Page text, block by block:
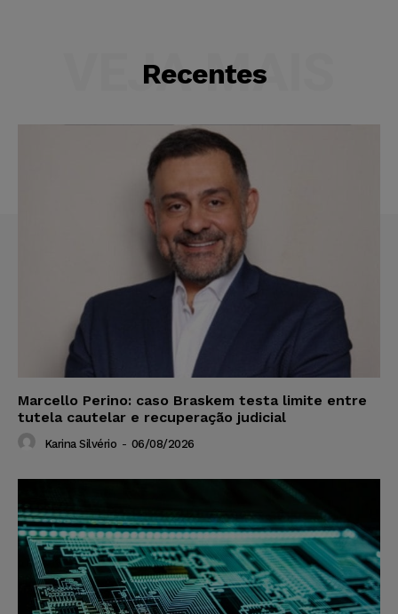
Recentes
VEJA MAIS
Marcello Perino: caso Braskem testa limite entre
tutela cautelar e recuperação judicial
Karina Silvério - 06/08/2026